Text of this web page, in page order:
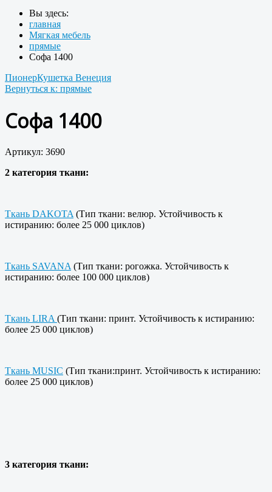
Вы здесь:
главная
Мягкая мебель
прямые
Софа 1400
ПионерКушетка Венеция
Вернуться к: прямые
Софа 1400
Артикул: 3690
2 категория ткани:
Ткань DAKOTA (Тип ткани: велюр. Устойчивость к
истиранию: более 25 000 циклов)
Ткань SAVANA (Тип ткани: рогожка. Устойчивость к
истиранию: более 100 000 циклов)
Ткань LIRA (Тип ткани: принт. Устойчивость к истиранию:
более 25 000 циклов)
Ткань MUSIC (Тип ткани:принт. Устойчивость к истиранию:
более 25 000 циклов)
3 категория ткани: